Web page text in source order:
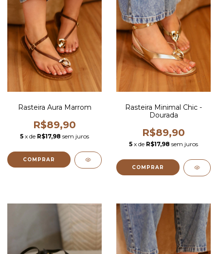
Rasteira Aura Marrom
R$89,90
5 x de R$17,98 sem juros
COMPRAR
Rasteira Minimal Chic -
Dourada
R$89,90
5 x de R$17,98 sem juros
COMPRAR